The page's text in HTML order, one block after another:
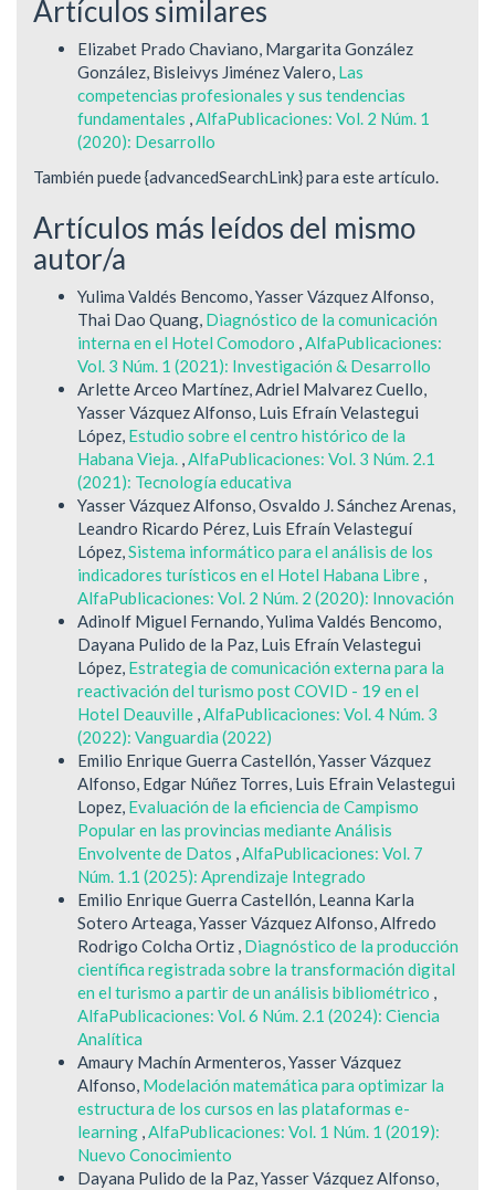
Artículos similares
Elizabet Prado Chaviano, Margarita González
González, Bisleivys Jiménez Valero, Las
competencias profesionales y sus tendencias
fundamentales ,AlfaPublicaciones: Vol. 2 Núm. 1
(2020): Desarrollo
También puede {advancedSearchLink} para este artículo.
Artículos más leídos del mismo
autor/a
Yulima Valdés Bencomo, Yasser Vázquez Alfonso,
Thai Dao Quang, Diagnóstico de la comunicación
interna en el Hotel Comodoro ,AlfaPublicaciones:
Vol. 3 Núm. 1 (2021): Investigación & Desarrollo
Arlette Arceo Martínez, Adriel Malvarez Cuello,
Yasser Vázquez Alfonso, Luis Efraín Velastegui
López, Estudio sobre el centro histórico de la
Habana Vieja. ,AlfaPublicaciones: Vol. 3 Núm. 2.1
(2021): Tecnología educativa
Yasser Vázquez Alfonso, Osvaldo J. Sánchez Arenas,
Leandro Ricardo Pérez, Luis Efraín Velasteguí
López,Sistema informático para el análisis de los
indicadores turísticos en el Hotel Habana Libre ,
AlfaPublicaciones: Vol. 2 Núm. 2 (2020): Innovación
Adinolf Miguel Fernando, Yulima Valdés Bencomo,
Dayana Pulido de la Paz, Luis Efraín Velastegui
López, Estrategia de comunicación externa para la
reactivación del turismo post COVID - 19 en el
Hotel Deauville ,AlfaPublicaciones: Vol. 4 Núm. 3
(2022): Vanguardia (2022)
Emilio Enrique Guerra Castellón, Yasser Vázquez
Alfonso, Edgar Núñez Torres, Luis Efrain Velastegui
Lopez, Evaluación de la eficiencia de Campismo
Popular en las provincias mediante Análisis
Envolvente de Datos ,AlfaPublicaciones: Vol. 7
Núm. 1.1 (2025): Aprendizaje Integrado
Emilio Enrique Guerra Castellón, Leanna Karla
Sotero Arteaga, Yasser Vázquez Alfonso, Alfredo
Rodrigo Colcha Ortiz , Diagnóstico de la producción
científica registrada sobre la transformación digital
en el turismo a partir de un análisis bibliométrico ,
AlfaPublicaciones: Vol. 6 Núm. 2.1 (2024): Ciencia
Analítica
Amaury Machín Armenteros, Yasser Vázquez
Alfonso, Modelación matemática para optimizar la
estructura de los cursos en las plataformas e-
learning ,AlfaPublicaciones: Vol. 1 Núm. 1 (2019):
Nuevo Conocimiento
Dayana Pulido de la Paz, Yasser Vázquez Alfonso,